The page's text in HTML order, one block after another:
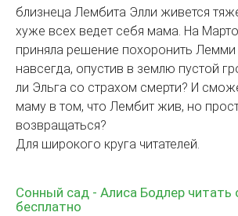
близнеца Лембита Элли живется
хуже всех ведет себя мама. На
приняла решение похоронить
навсегда, опустив в землю пустой
ли Эльга со страхом смерти? И
маму в том, что Лембит жив, но
возвращаться?
Для широкого круга читателей.
Сонный сад - Алиса Бодлер читать
бесплатно